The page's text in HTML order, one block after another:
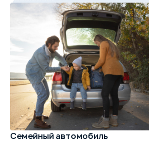
Семейный автомобиль